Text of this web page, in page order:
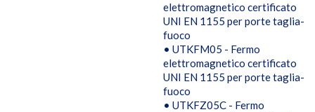
elettromagnetico certificato
UNI EN 1155 per porte taglia-
fuoco
• UTKFM05 - Fermo
elettromagnetico certificato
UNI EN 1155 per porte taglia-
fuoco
• UTKFZ05C - Fermo